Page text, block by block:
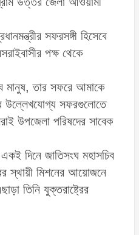
সফরসঙ্গী হিসেবে
পক্ষ থেকে
মানুষ, তার সফরে আমাকে
উল্লেখযোগ্য সফরগুলোতে
উপজেলা পরিষদের সাবেক
দিনে জাতিসংঘ মহাসচিব
স্থায়ী মিশনের আয়োজনে
তিনি যুক্তরাষ্ট্রের